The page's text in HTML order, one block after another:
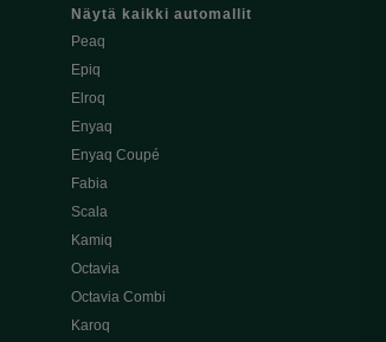
Näytä kaikki automallit
Peaq
Epiq
Elroq
Enyaq
Enyaq Coupé
Fabia
Scala
Kamiq
Octavia
Octavia Combi
Karoq